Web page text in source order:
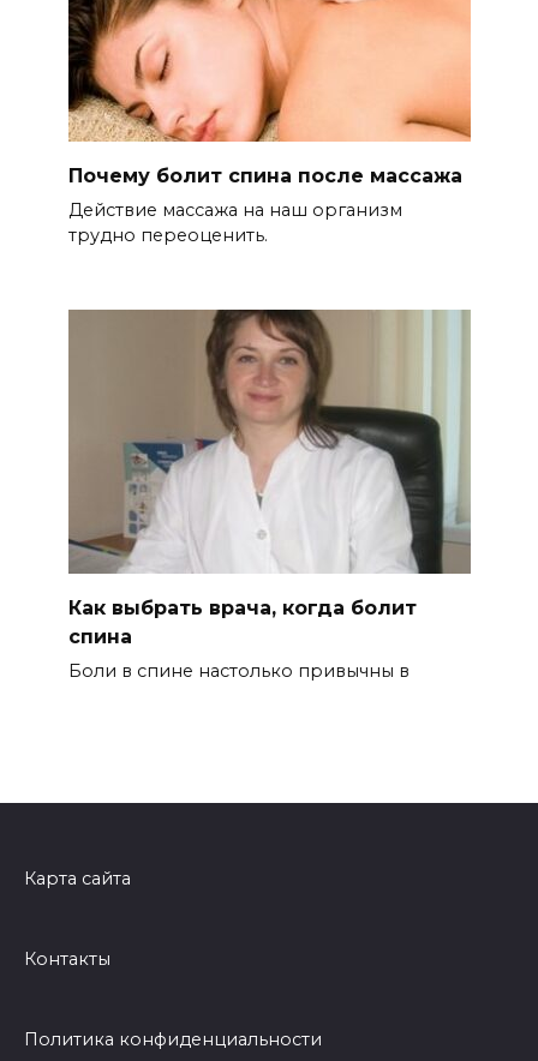
Почему болит спина после массажа
Действие массажа на наш организм
трудно переоценить.
Как выбрать врача, когда болит
спина
Боли в спине настолько привычны в
Карта сайта
Контакты
Политика конфиденциальности